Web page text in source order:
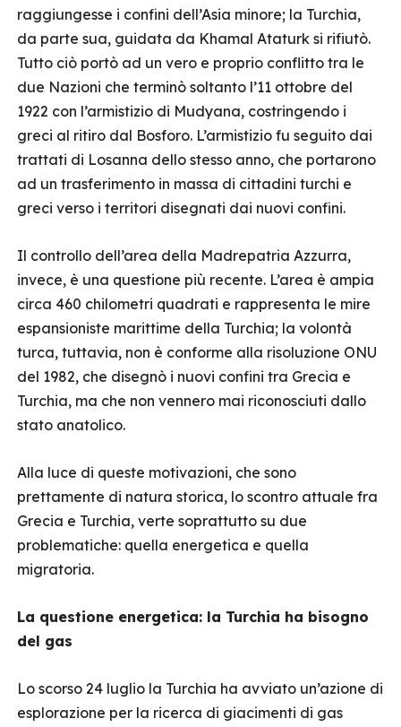
raggiungesse i confini dell’Asia minore; la Turchia,
da parte sua, guidata da Khamal Ataturk si rifiutò.
Tutto ciò portò ad un vero e proprio conflitto tra le
due Nazioni che terminò soltanto l’11 ottobre del
1922 con l’armistizio di Mudyana, costringendo i
greci al ritiro dal Bosforo. L’armistizio fu seguito dai
trattati di Losanna dello stesso anno, che portarono
ad un trasferimento in massa di cittadini turchi e
greci verso i territori disegnati dai nuovi confini.
Il controllo dell’area della Madrepatria Azzurra,
invece, è una questione più recente. L’area è ampia
circa 460 chilometri quadrati e rappresenta le mire
espansioniste marittime della Turchia; la volontà
turca, tuttavia, non è conforme alla risoluzione ONU
del 1982, che disegnò i nuovi confini tra Grecia e
Turchia, ma che non vennero mai riconosciuti dallo
stato anatolico.
Alla luce di queste motivazioni, che sono
prettamente di natura storica, lo scontro attuale fra
Grecia e Turchia, verte soprattutto su due
problematiche: quella energetica e quella
migratoria.
La questione energetica: la Turchia ha bisogno
del gas
Lo scorso 24 luglio la Turchia ha avviato un’azione di
esplorazione per la ricerca di giacimenti di gas